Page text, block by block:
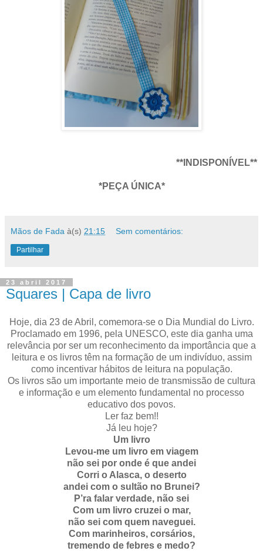
**INDISPONÍVEL**
*PEÇA ÚNICA*
Mãos de Fada à(s) 21:15 Sem comentários:
Partilhar
23 abril 2017
Squares | Capa de livro
Hoje, dia 23 de Abril, comemora-se o Dia Mundial do Livro.
Proclamado em 1996, pela UNESCO, este dia ganha uma
relevância por ser um reconhecimento da importância que a
leitura e os livros têm na formação de um indivíduo, assim
como incentivar hábitos de leitura na população.
Os livros são um importante meio de transmissão de cultura
e informação e um elemento fundamental no processo
educativo dos povos.
Ler faz bem!!
Já leu hoje?
Um livro
Levou-me um livro em viagem
não sei por onde é que andei
Corri o Alasca, o deserto
andei com o sultão no Brunei?
P’ra falar verdade, não sei
Com um livro cruzei o mar,
não sei com quem naveguei.
Com marinheiros, corsários,
tremendo de febres e medo?